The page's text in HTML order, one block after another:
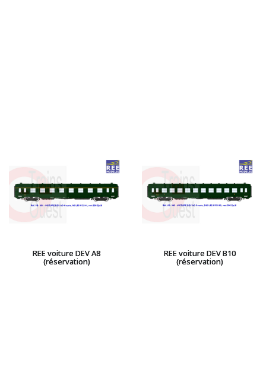
REE voiture DEV A8
(réservation)
REE voiture DEV B10
(réservation)